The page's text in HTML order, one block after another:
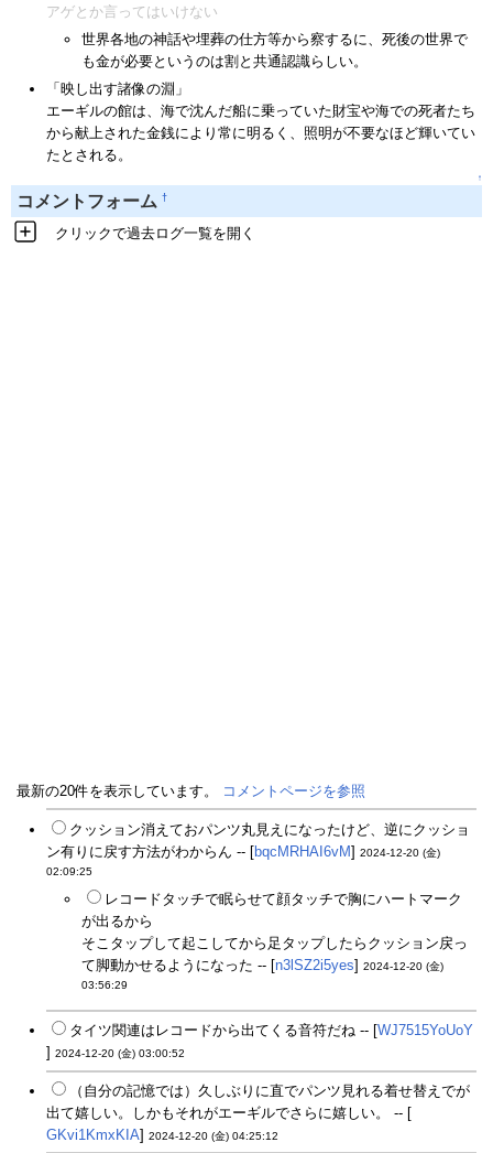
アゲとか言ってはいけない
世界各地の神話や埋葬の仕方等から察するに、死後の世界で
も金が必要というのは割と共通認識らしい。
「映し出す諸像の淵」
エーギルの館は、海で沈んだ船に乗っていた財宝や海での死者たち
から献上された金銭により常に明るく、照明が不要なほど輝いてい
たとされる。
↑
コメントフォーム †
クリックで過去ログ一覧を開く
最新の20件を表示しています。 コメントページを参照
クッション消えておパンツ丸見えになったけど、逆にクッショ
ン有りに戻す方法がわからん -- [bqcMRHAI6vM] 2024-12-20 (金)
02:09:25
レコードタッチで眠らせて顔タッチで胸にハートマーク
が出るから
そこタップして起こしてから足タップしたらクッション戻っ
て脚動かせるようになった -- [n3lSZ2i5yes] 2024-12-20 (金)
03:56:29
タイツ関連はレコードから出てくる音符だね -- [WJ7515YoUoY
] 2024-12-20 (金) 03:00:52
（自分の記憶では）久しぶりに直でパンツ見れる着せ替えでが
出て嬉しい。しかもそれがエーギルでさらに嬉しい。 -- [
GKvi1KmxKIA] 2024-12-20 (金) 04:25:12